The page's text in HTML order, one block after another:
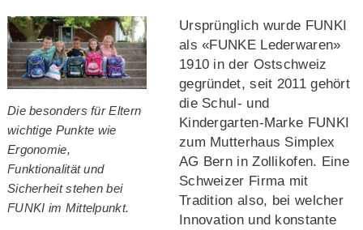
Die besonders für Eltern
wichtige Punkte wie
Ergonomie,
Funktionalität und
Sicherheit stehen bei
FUNKI im Mittelpunkt.
Ursprünglich wurde FUNKI
als «FUNKE Lederwaren»
1910 in der Ostschweiz
gegründet, seit 2011 gehört
die Schul- und
Kindergarten-Marke FUNKI
zum Mutterhaus Simplex
AG Bern in Zollikofen. Eine
Schweizer Firma mit
Tradition also, bei welcher
Innovation und konstante